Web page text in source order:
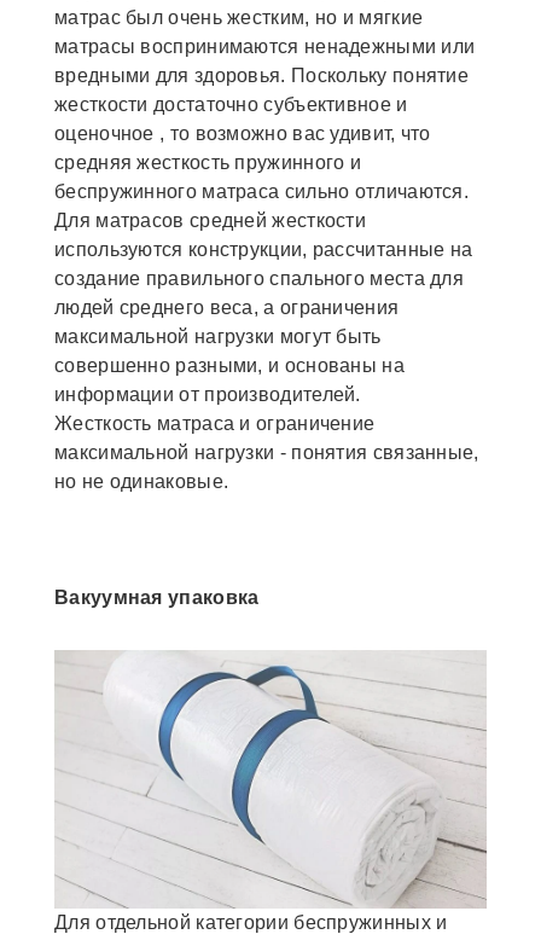
матрас был очень жестким, но и мягкие
матрасы воспринимаются ненадежными или
вредными для здоровья. Поскольку понятие
жесткости достаточно субъективное и
оценочное , то возможно вас удивит, что
средняя жесткость пружинного и
беспружинного матраса сильно отличаются.
Для матрасов средней жесткости
используются конструкции, рассчитанные на
создание правильного спального места для
людей среднего веса, а ограничения
максимальной нагрузки могут быть
совершенно разными, и основаны на
информации от производителей.
Жесткость матраса и ограничение
максимальной нагрузки - понятия связанные,
но не одинаковые.
Вакуумная упаковка
Для отдельной категории беспружинных и